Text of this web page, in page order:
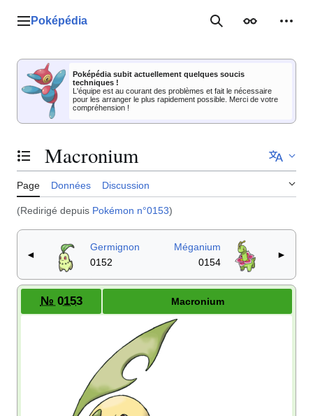
Menu principal
Poképédia RechercherApparence
Poképédia subit actuellement quelques soucis
techniques !
L'équipe est au courant des problèmes et fait le nécessaire
pour les arranger le plus rapidement possible. Merci de votre
compréhension !
Basculer la table des matières
Macronium
Page Données Discussion
(Redirigé depuis Pokémon n°0153)
◄
Germignon
0152
Méganium
0154
►
№ 0153 Macronium